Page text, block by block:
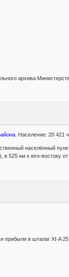
архива
Население: 20 421
населённый
525 км к юго-востоку
в шталаг XI-A